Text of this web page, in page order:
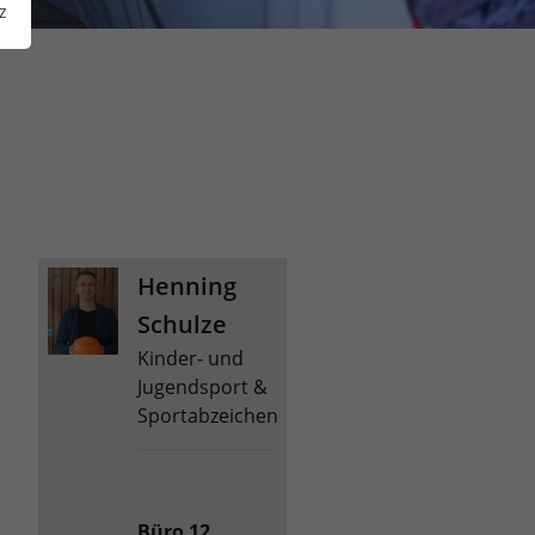
Henning
Schulze
Kinder- und
Jugendsport &
Sportabzeichen